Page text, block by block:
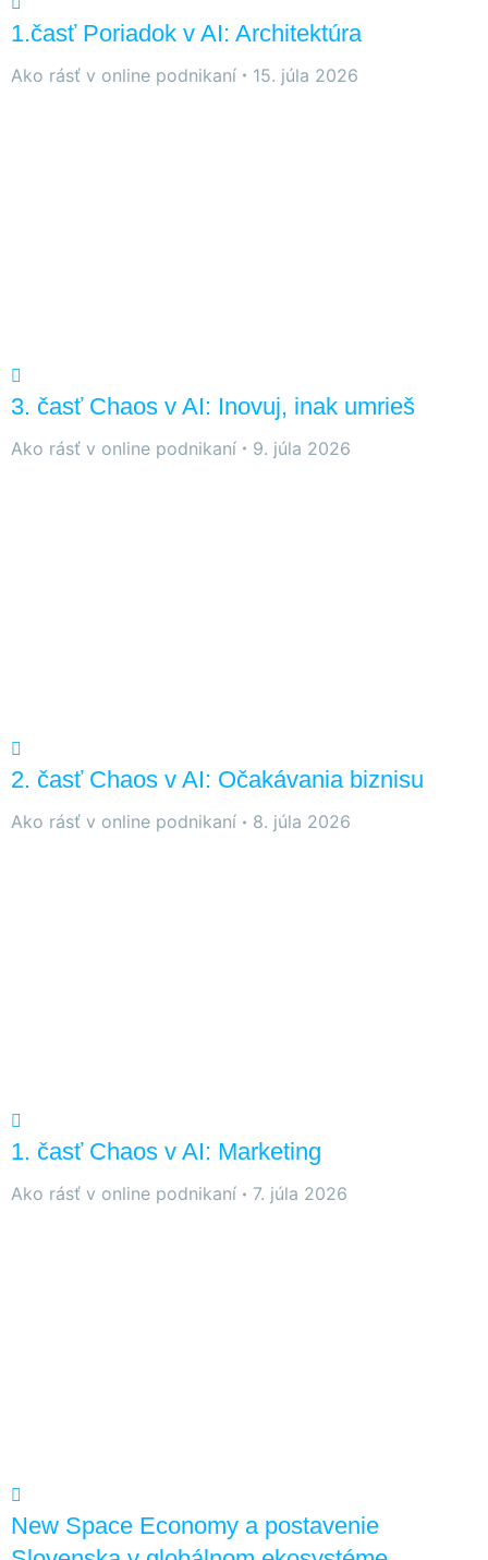
1.časť Poriadok v AI: Architektúra
Ako rásť v online podnikaní 15. júla 2026
3. časť Chaos v AI: Inovuj, inak umrieš
Ako rásť v online podnikaní 9. júla 2026
2. časť Chaos v AI: Očakávania biznisu
Ako rásť v online podnikaní 8. júla 2026
1. časť Chaos v AI: Marketing
Ako rásť v online podnikaní 7. júla 2026
New Space Economy a postavenie